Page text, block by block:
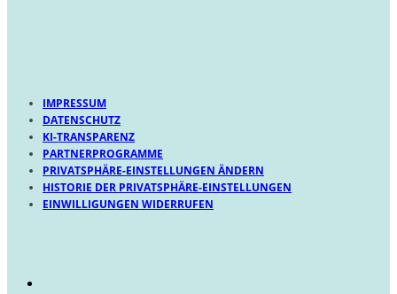
IMPRESSUM
DATENSCHUTZ
KI-TRANSPARENZ
PARTNERPROGRAMME
PRIVATSPHÄRE-EINSTELLUNGEN ÄNDERN
HISTORIE DER PRIVATSPHÄRE-EINSTELLUNGEN
EINWILLIGUNGEN WIDERRUFEN